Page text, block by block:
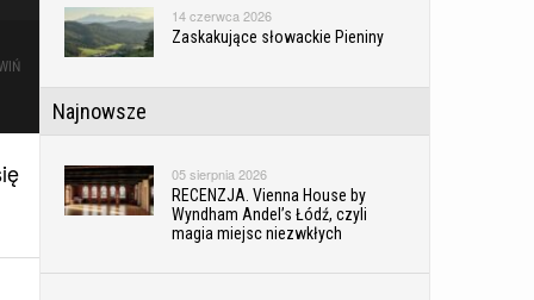
14 czerwca 2026
Zaskakujące słowackie Pieniny
Najnowsze
05 sierpnia 2026
RECENZJA. Vienna House by
Wyndham Andel’s Łódź, czyli
magia miejsc niezwkłych